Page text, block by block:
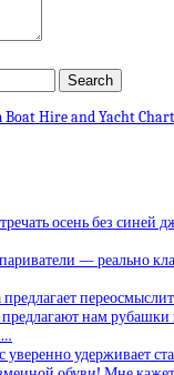
Hire and Yacht
осень без синей
— реально
нам
удерживает